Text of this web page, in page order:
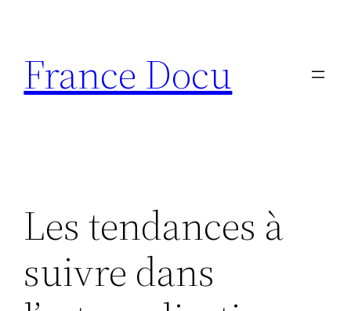
contenu
France Docu
Les tendances à
suivre dans